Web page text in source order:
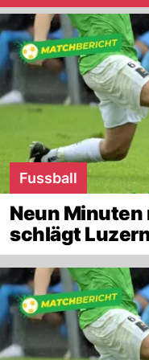
Fussball
Neun Minuten
schlägt